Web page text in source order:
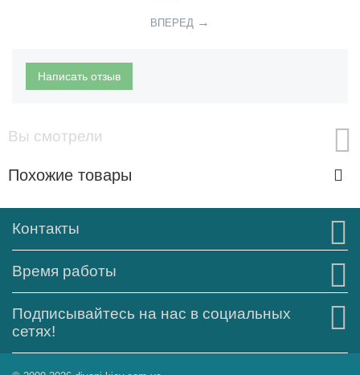
ВПЕРЕД
Написать отзыв
Вы смотрели
Похожие товары
Контакты
Время работы
Подписывайтесь на нас в социальных
сетях!